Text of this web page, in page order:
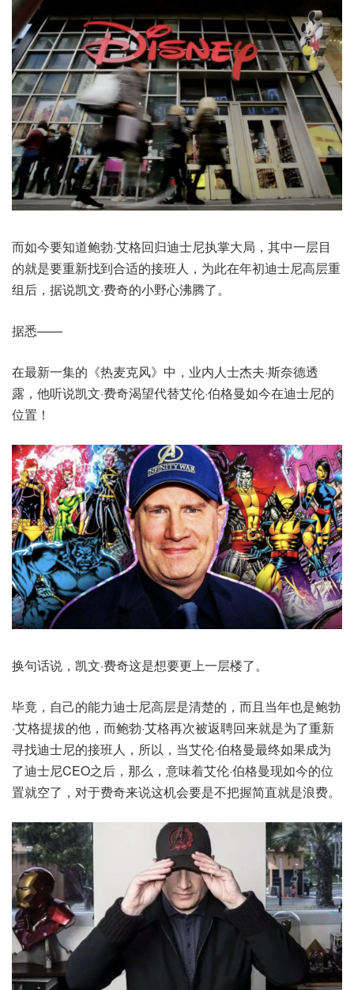
而如今要知道鲍勃·艾格回归迪士尼执掌大局，其中一层目
的就是要重新找到合适的接班人，为此在年初迪士尼高层重
组后，据说凯文·费奇的小野心沸腾了。
据悉——
在最新一集的《热麦克风》中，业内人士杰夫·斯奈德透
露，他听说凯文·费奇渴望代替艾伦·伯格曼如今在迪士尼的
位置！
换句话说，凯文·费奇这是想要更上一层楼了。
毕竟，自己的能力迪士尼高层是清楚的，而且当年也是鲍勃
·艾格提拔的他，而鲍勃·艾格再次被返聘回来就是为了重新
寻找迪士尼的接班人，所以，当艾伦·伯格曼最终如果成为
了迪士尼CEO之后，那么，意味着艾伦·伯格曼现如今的位
置就空了，对于费奇来说这机会要是不把握简直就是浪费。